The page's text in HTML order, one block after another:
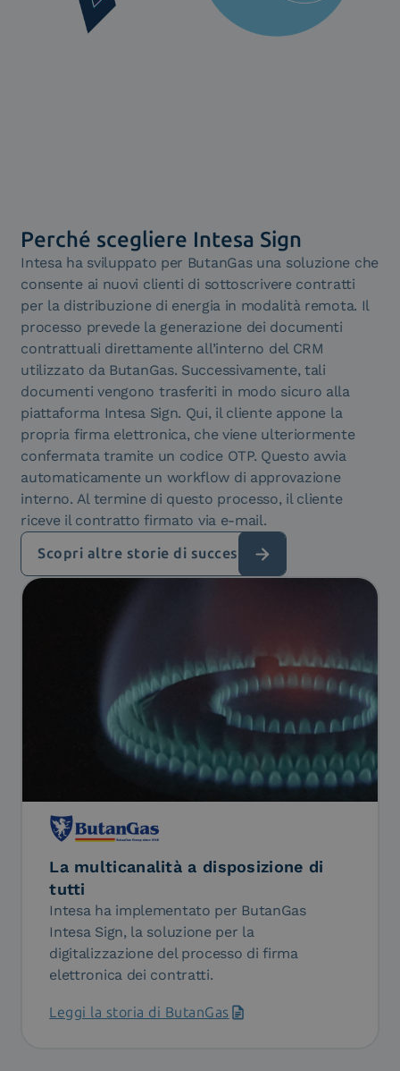
Perché scegliere Intesa Sign
Intesa ha sviluppato per ButanGas una soluzione che
consente ai nuovi clienti di sottoscrivere contratti
per la distribuzione di energia in modalità remota. Il
processo prevede la generazione dei documenti
contrattuali direttamente all’interno del CRM
utilizzato da ButanGas. Successivamente, tali
documenti vengono trasferiti in modo sicuro alla
piattaforma Intesa Sign. Qui, il cliente appone la
propria firma elettronica, che viene ulteriormente
confermata tramite un codice OTP. Questo avvia
automaticamente un workflow di approvazione
interno. Al termine di questo processo, il cliente
riceve il contratto firmato via e-mail.
Scopri altre storie di successo
La multicanalità a disposizione di
tutti
Intesa ha implementato per ButanGas
Intesa Sign, la soluzione per la
digitalizzazione del processo di firma
elettronica dei contratti.
Leggi la storia di ButanGas